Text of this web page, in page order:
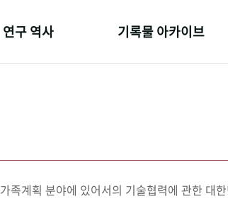
연구 역사 기록물 아카이브
가족계획 분야에 있어서의 기술협력에 관한 대